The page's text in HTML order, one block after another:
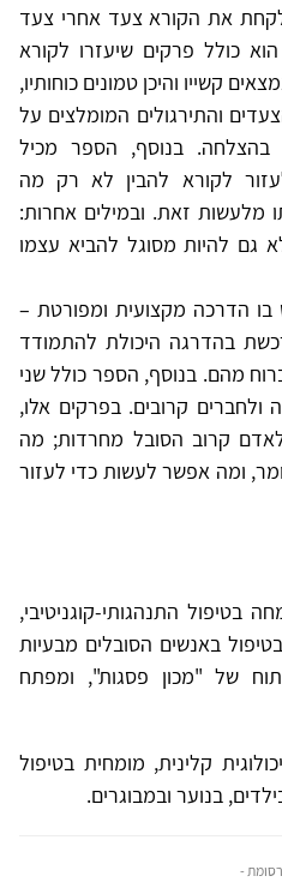
את הקורא צעד אחרי צעד
כולל פרקים שיעזרו לקורא
קשייו והיכן טמונים כוחותיו,
והתירגולים המומלצים על
בנוסף, הספר מכיל
לקורא להבין לא רק מה
מלעשות זאת. ובמילים אחרות:
להיות מסוגל להביא עצמו
הדרכה מקצועית ומפורטת –
בהדרגה היכולת להתמודד
מהם. בנוסף, הספר כולל שני
ולחברים קרובים. בפרקים אלו,
קרוב הסובל מחרדות; מה
ומה אפשר לעשות כדי לעזור
בטיפול התנהגותי-קוגניטיבי,
ניסיון בטיפול באנשים הסובלים מבעיות
של "מכון פסגות", ומפתח
קלינית, מומחית בטיפול
בנוער ובמבוגרים.
-